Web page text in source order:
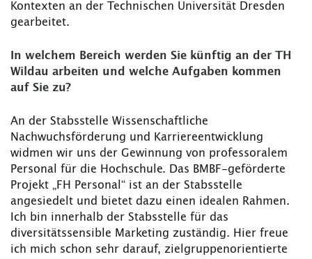
Kontexten an der Technischen Universität Dresden
gearbeitet.
In welchem Bereich werden Sie künftig an der TH
Wildau arbeiten und welche Aufgaben kommen
auf Sie zu?
An der Stabsstelle Wissenschaftliche
Nachwuchsförderung und Karriereentwicklung
widmen wir uns der Gewinnung von professoralem
Personal für die Hochschule. Das BMBF-geförderte
Projekt „FH Personal“ ist an der Stabsstelle
angesiedelt und bietet dazu einen idealen Rahmen.
Ich bin innerhalb der Stabsstelle für das
diversitätssensible Marketing zuständig. Hier freue
ich mich schon sehr darauf, zielgruppenorientierte